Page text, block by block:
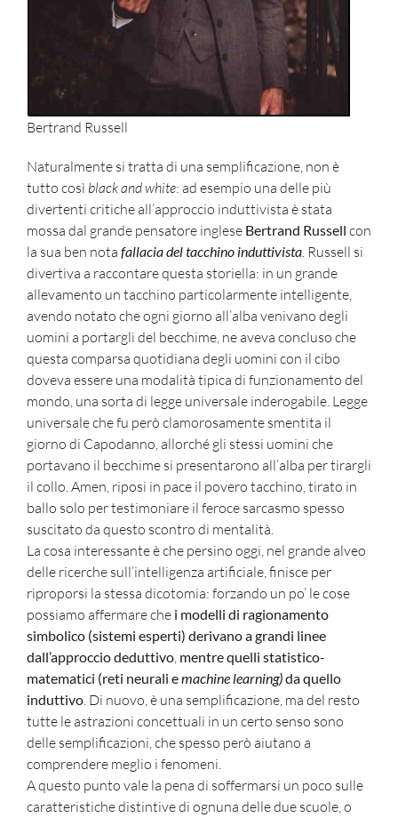
Bertrand Russell
Naturalmente si tratta di una semplificazione, non è
tutto così black and white: ad esempio una delle più
divertenti critiche all’approccio induttivista è stata
mossa dal grande pensatore inglese Bertrand Russell con
la sua ben nota fallacia del tacchino induttivista. Russell si
divertiva a raccontare questa storiella: in un grande
allevamento un tacchino particolarmente intelligente,
avendo notato che ogni giorno all’alba venivano degli
uomini a portargli del becchime, ne aveva concluso che
questa comparsa quotidiana degli uomini con il cibo
doveva essere una modalità tipica di funzionamento del
mondo, una sorta di legge universale inderogabile. Legge
universale che fu però clamorosamente smentita il
giorno di Capodanno, allorché gli stessi uomini che
portavano il becchime si presentarono all’alba per tirargli
il collo. Amen, riposi in pace il povero tacchino, tirato in
ballo solo per testimoniare il feroce sarcasmo spesso
suscitato da questo scontro di mentalità.
La cosa interessante è che persino oggi, nel grande alveo
delle ricerche sull’intelligenza artificiale, finisce per
riproporsi la stessa dicotomia: forzando un po’ le cose
possiamo affermare che i modelli di ragionamento
simbolico (sistemi esperti) derivano a grandi linee
dall’approccio deduttivo, mentre quelli statistico-
matematici (reti neurali emachine learning)da quello
induttivo. Di nuovo, è una semplificazione, ma del resto
tutte le astrazioni concettuali in un certo senso sono
delle semplificazioni, che spesso però aiutano a
comprendere meglio i fenomeni.
A questo punto vale la pena di soffermarsi un poco sulle
caratteristiche distintive di ognuna delle due scuole, o